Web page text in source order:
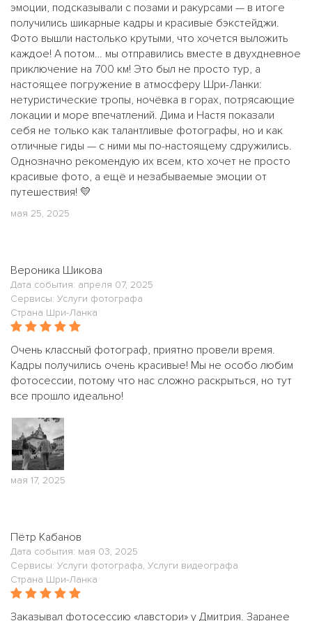
эмоции, подсказывали с позами и ракурсами — в итоге
получились шикарные кадры и красивые бэкстейджи.
Фото вышли настолько крутыми, что хочется выложить
каждое! А потом… мы отправились вместе в двухдневное
приключение на 700 км! Это был не просто тур, а
настоящее погружение в атмосферу Шри-Ланки:
нетуристические тропы, ночёвка в горах, потрясающие
локации и море впечатлений. Дима и Настя показали
себя не только как талантливые фотографы, но и как
отличные гиды — с ними мы по-настоящему сдружились.
Однозначно рекомендую их всем, кто хочет не просто
красивые фото, а ещё и незабываемые эмоции от
путешествия! 💛
мая 25, 2025
Вероника Шикова
Дата события: апреля 07, 2025
Сервисы: Услуги фотографа
Страна Шри-Ланка
Очень классный фотограф, приятно провели время.
Кадры получились очень красивые! Мы не особо любим
фотосессии, потому что нас сложно раскрыться, но тут
все прошло идеально!
мая 17, 2025
Пётр Кабанов
Дата события: мая 03, 2025
Сервисы: Услуги фотографа, Услуги видеографа
Страна Шри-Ланка
Заказывал фотосессию «лавстори» у Дмитрия. Заранее